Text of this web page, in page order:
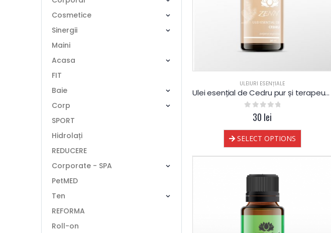
ULEIURI ESENȚIALE
Ulei esențial de Cedru pur și terapeutic
out of 5
30 lei
SELECT OPTIONS
Cosmetice
Sinergii
Maini
Acasa
FIT
Baie
Corp
SPORT
Hidrolați
REDUCERE
Corporate - SPA
PetMED
Ten
REFORMA
Roll-on